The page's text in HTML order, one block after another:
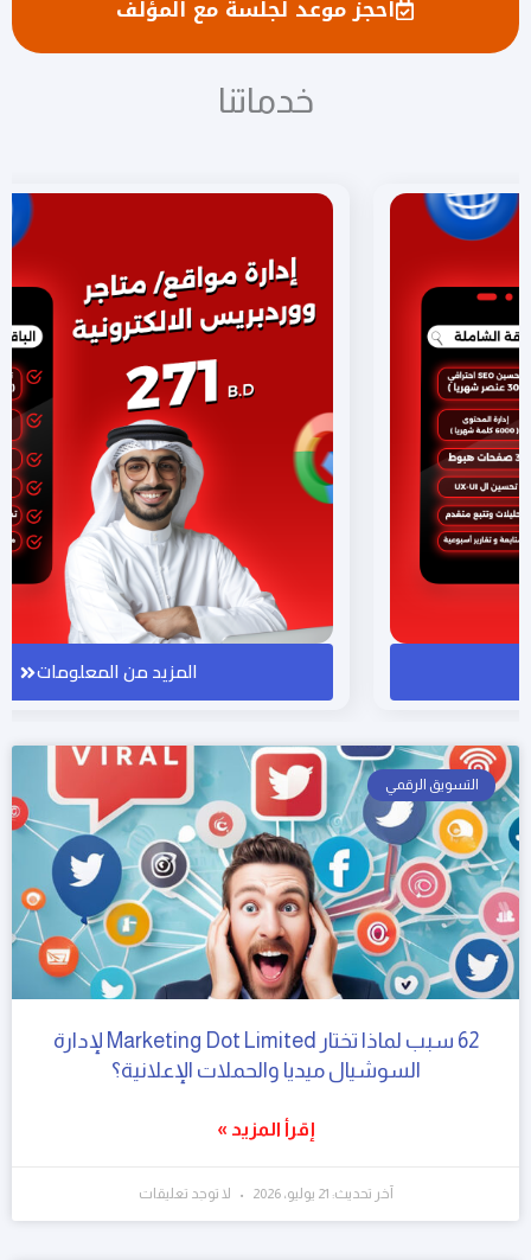
احجز موعد لجلسة مع المؤلف
خدماتنا
المزيد من المعلومات
التسويق الرقمي
62 سبب لماذا تختار Marketing Dot Limited لإدارة
السوشيال ميديا والحملات الإعلانية؟
إقرأ المزيد »
آخر تحديث: 21 يوليو، 2026 لا توجد تعليقات